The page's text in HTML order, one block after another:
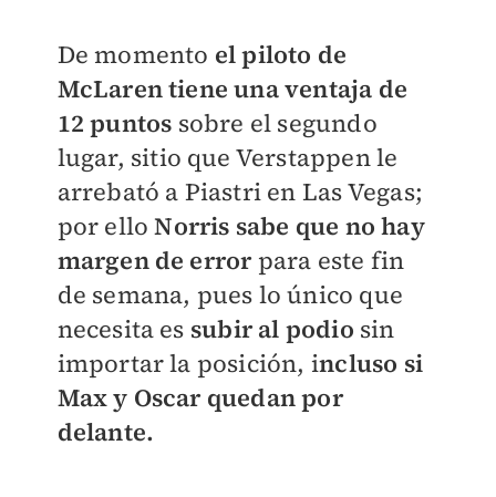
De momento el piloto de
McLaren tiene una ventaja de
12 puntos sobre el segundo
lugar, sitio que Verstappen le
arrebató a Piastri en Las Vegas;
por elloNorris sabe que no hay
margen de error para este fin
de semana, pues lo único que
necesita es subir al podio sin
importar la posición, incluso si
Max y Oscar quedan por
delante.